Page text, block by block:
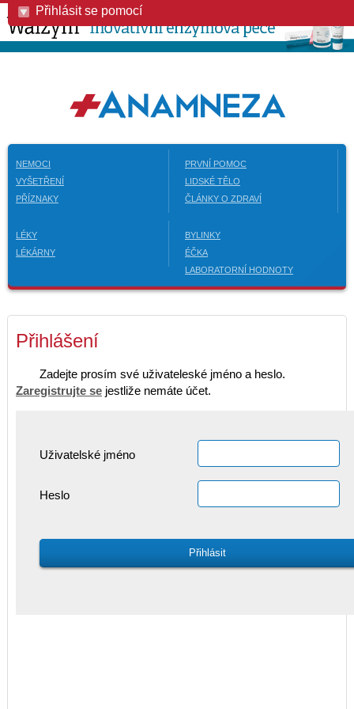
Přihlásit se pomocí
NEMOCI
VYŠETŘENÍ
PŘÍZNAKY
PRVNÍ POMOC
LIDSKÉ TĚLO
ČLÁNKY O ZDRAVÍ
LÉKY
LÉKÁRNY
BYLINKY
ÉČKA
LABORATORNÍ HODNOTY
Přihlášení
Zadejte prosím své uživateleské jméno a heslo.
Zaregistrujte se jestliže nemáte účet.
Uživatelské jméno
Heslo